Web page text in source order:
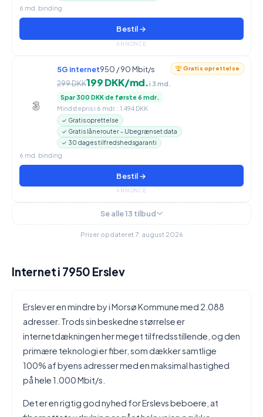
6 md. binding
Bestil →
ANNONCE
Gratis oprettelse
5G internet950 / 90 Mbit/s
299 DKK199 DKK/md.i 3 md.
Spar 300 DKK de første 6 mdr.
Mindstepris i 6 mdr.: 1.494 DKK
✓ Gratis oprettelse
✓ Gratis lånerouter - Ubegrænset data
✓ 30 dages tilfredshedsgaranti
6 md. binding
Bestil →
ANNONCE
Se alle 13 tilbud
Priser opdateret 7. august 2026
Internet i 7950 Erslev
Erslev er en mindre by i Morsø Kommune med 2.088
adresser. Trods sin beskedne størrelse er
internetdækningen her meget tilfredsstillende, og den
primære teknologi er fiber, som dækker samtlige
100% af byens adresser med en maksimal hastighed
på hele 1.000 Mbit/s.
Det er en rigtig god nyhed for Erslevs beboere, at